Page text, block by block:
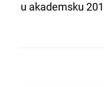
u akademsku